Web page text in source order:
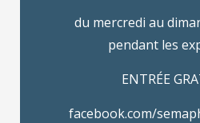
du mercredi au
pendant les
ENTRÉE
facebook.com/